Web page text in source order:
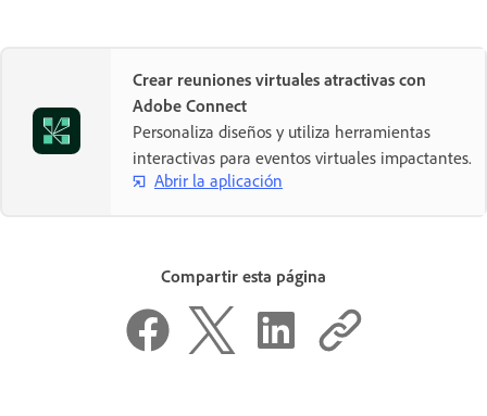
Crear reuniones virtuales atractivas con
Adobe Connect
Personaliza diseños y utiliza herramientas
interactivas para eventos virtuales impactantes.
Abrir la aplicación
Compartir esta página